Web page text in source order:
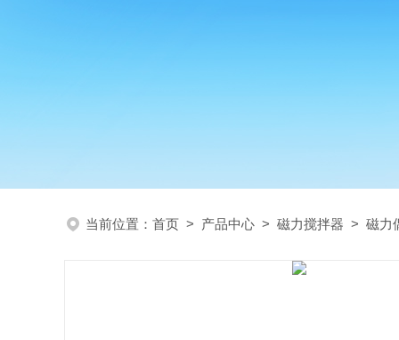
当前位置： 首页 > 产品中心 > 磁力搅拌器 > 磁力